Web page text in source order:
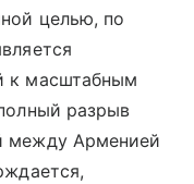
целью, по
к масштабным
разрыв
между Арменией